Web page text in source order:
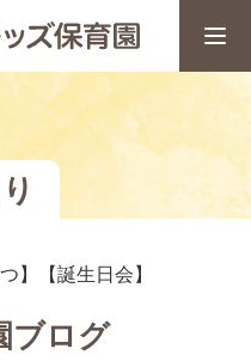
】【誕生日会】
ブログ